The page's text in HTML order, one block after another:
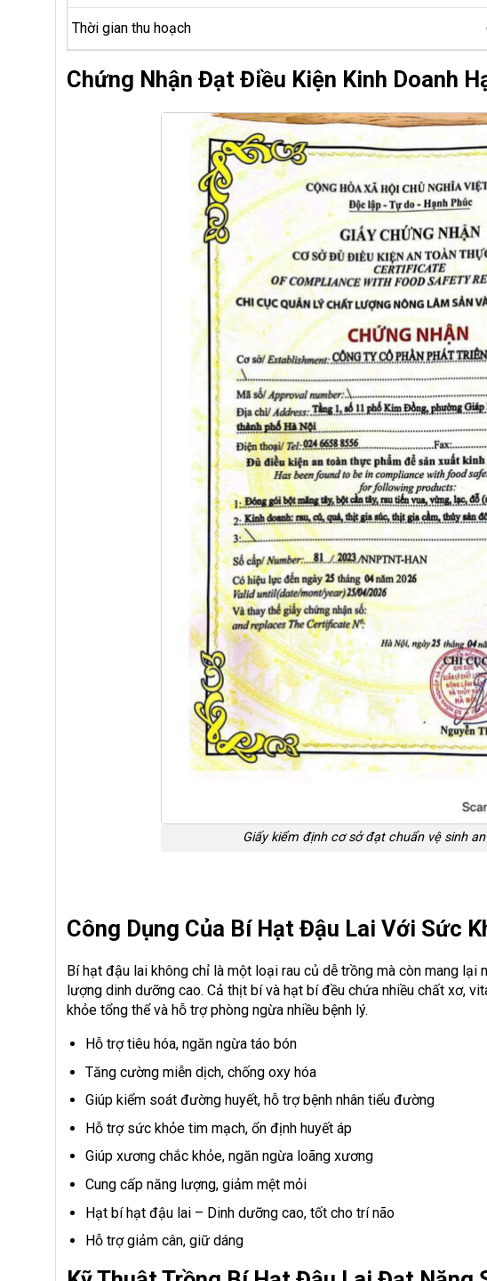
Thời gian thu hoạch
Chứng Nhận Đạt Điều Kiện Kinh Doanh
Giấy kiểm định cơ sở đạt chuẩn vệ sinh
Công Dụng Của Bí Hạt Đậu Lai Với Sức
Bí hạt đậu lai không chỉ là một loại rau củ dễ trồng mà còn mang lại
lượng dinh dưỡng cao. Cả thịt bí và hạt bí đều chứa nhiều chất xơ,
khỏe tổng thể và hỗ trợ phòng ngừa nhiều bệnh lý.
Hỗ trợ tiêu hóa, ngăn ngừa táo bón
Tăng cường miễn dịch, chống oxy hóa
Giúp kiểm soát đường huyết, hỗ trợ bệnh nhân tiểu đường
Hỗ trợ sức khỏe tim mạch, ổn định huyết áp
Giúp xương chắc khỏe, ngăn ngừa loãng xương
Cung cấp năng lượng, giảm mệt mỏi
Hạt bí hạt đậu lai – Dinh dưỡng cao, tốt cho trí não
Hỗ trợ giảm cân, giữ dáng